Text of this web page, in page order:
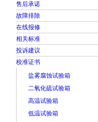
售后承诺
故障排除
在线报修
相关标准
投诉建议
校准证书
盐雾腐蚀试验箱
二氧化硫试验箱
高温试验箱
低温试验箱